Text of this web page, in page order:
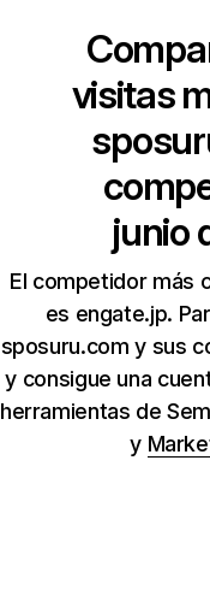
visitas
junio
El competidor más
es engate.jp.
sposuru.com y sus
y consigue una
herramientas de
y